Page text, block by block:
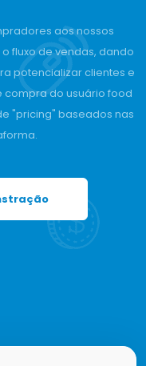
aos nossos
fluxo de vendas, dando
potencializar clientes e
do usuário food
"pricing" baseados nas